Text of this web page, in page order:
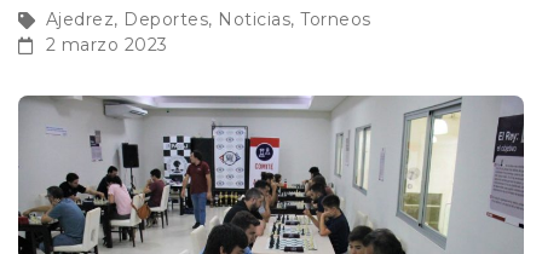
Ajedrez, Deportes, Noticias, Torneos
2 marzo 2023